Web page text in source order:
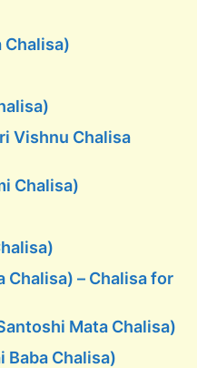
Chalisa)
Vishnu Chalisa
Chalisa)
Chalisa) – Chalisa for
Santoshi Mata Chalisa)
Baba Chalisa)